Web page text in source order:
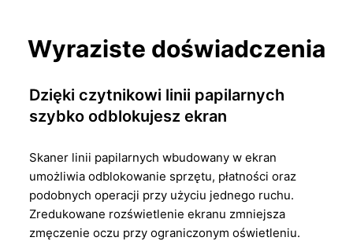
Wyraziste doświadczenia
Dzięki czytnikowi linii papilarnych
szybko odblokujesz ekran
Skaner linii papilarnych wbudowany w ekran
umożliwia odblokowanie sprzętu, płatności oraz
podobnych operacji przy użyciu jednego ruchu.
Zredukowane rozświetlenie ekranu zmniejsza
zmęczenie oczu przy ograniczonym oświetleniu.